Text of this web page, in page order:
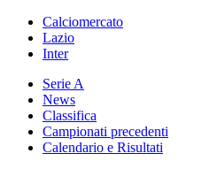
Calciomercato
Lazio
Inter
Serie A
News
Classifica
Campionati precedenti
Calendario e Risultati